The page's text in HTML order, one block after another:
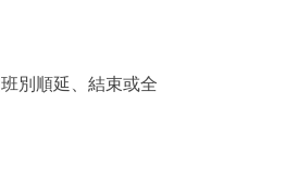
別順延、結束或全